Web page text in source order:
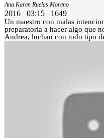
Ana Karen Ruelas Moreno
2016 03:15 1649
Un maestro con malas
preparatoria a hacer algo que
Andrea, luchan con todo tipo